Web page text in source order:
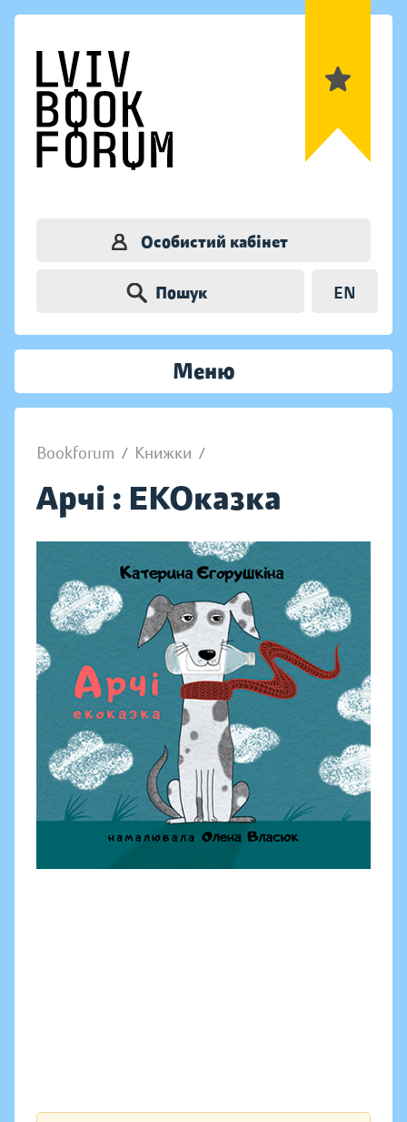
Особистий кабінет
Пошук EN
Меню
Bookforum / Книжки /
Арчі : ЕКОказка